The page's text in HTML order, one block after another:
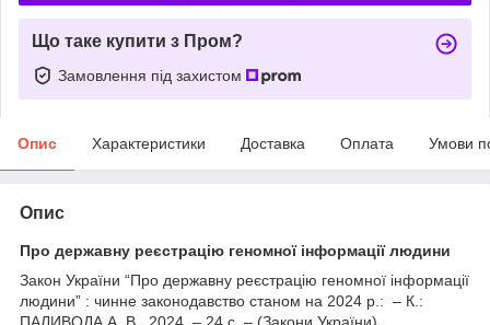
Що таке купити з Пром?
Замовлення під захистом
Опис Характеристики Доставка Оплата Умови
Опис
Про державну реєстрацію геномної інформації людини
Закон України “Про державну реєстрацію геномної інформації
людини” : чинне законодавство станом на 2024 р.: – К.:
ПАЛИВОДА А. В., 2024. – 24 с. – (Закони України).